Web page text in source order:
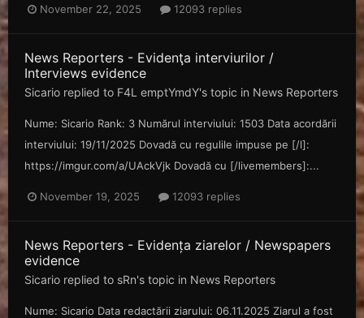
November 22, 2025 12093 replies
News Reporters - Evidenţa interviurilor /
Interviews evidence
Sicario replied to F4L emptYmdY's topic in News Reporters
Nume: Sicario Rank: 3 Numărul interviului: 1503 Data acordării
interviului: 19/11/2025 Dovadă cu regulile impuse pe [/l]:
https://imgur.com/a/UAckVjk Dovadă cu [/livemembers]:...
November 19, 2025 12093 replies
News Reporters - Evidența ziarelor / Newspapers
evidence
Sicario replied to sRn's topic in News Reporters
Nume: Sicario Data redactării ziarului: 06.11.2025 Ziarul a fost